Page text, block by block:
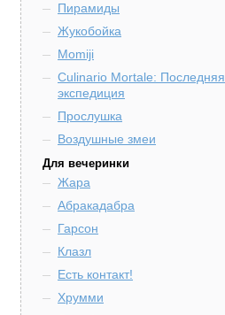
Пирамиды
Жукобойка
Momiji
Culinario Mortale: Последняя
экспедиция
Прослушка
Воздушные змеи
Для вечеринки
Жара
Абракадабра
Гарсон
Клазл
Есть контакт!
Хрумми